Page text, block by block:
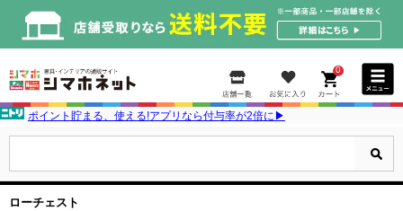
0
ポイント貯まる、使える!アプリなら付与率が2倍に▶
ローチェスト